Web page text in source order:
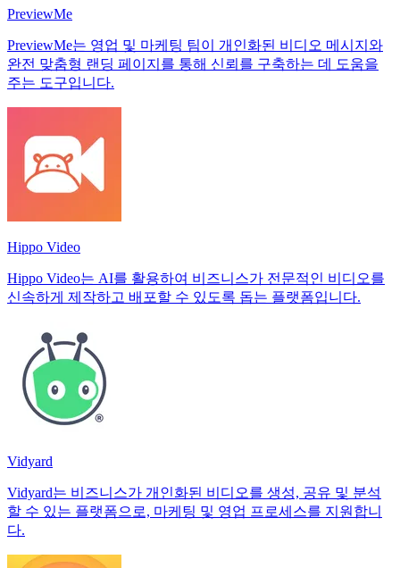
PreviewMe
PreviewMe는 영업 및 마케팅 팀이 개인화된 비디오 메시지와
완전 맞춤형 랜딩 페이지를 통해 신뢰를 구축하는 데 도움을
주는 도구입니다.
Hippo Video
Hippo Video는 AI를 활용하여 비즈니스가 전문적인 비디오를
신속하게 제작하고 배포할 수 있도록 돕는 플랫폼입니다.
Vidyard
Vidyard는 비즈니스가 개인화된 비디오를 생성, 공유 및 분석
할 수 있는 플랫폼으로, 마케팅 및 영업 프로세스를 지원합니
다.